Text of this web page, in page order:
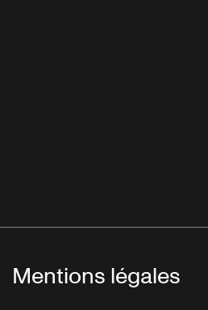
Mentions légales